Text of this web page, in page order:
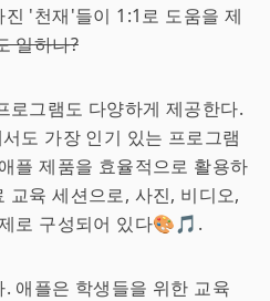
'천재'들이 1:1로 도움을 제
일하나?
로그램도 다양하게 제공한다.
도 가장 인기 있는 프로그램
플 제품을 효율적으로 활용하
교육 세션으로, 사진, 비디오,
로 구성되어 있다🎨🎵.
애플은 학생들을 위한 교육